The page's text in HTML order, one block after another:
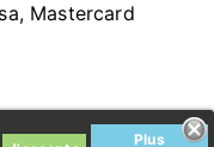
Plus
Mastercard